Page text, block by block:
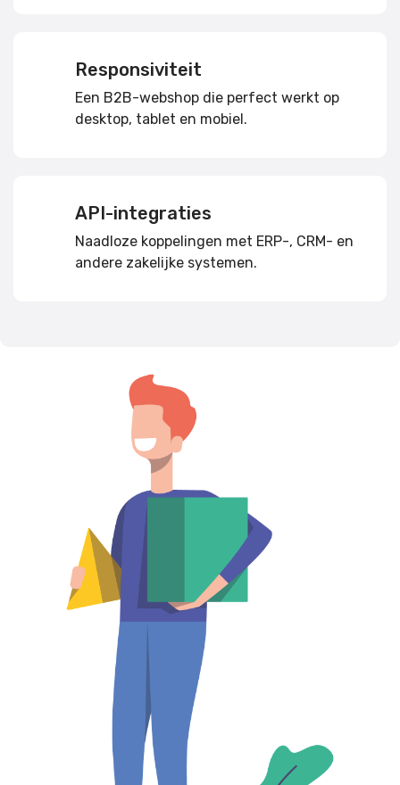
Responsiviteit
Een B2B-webshop die perfect werkt op
desktop, tablet en mobiel.
API-integraties
Naadloze koppelingen met ERP-, CRM- en
andere zakelijke systemen.